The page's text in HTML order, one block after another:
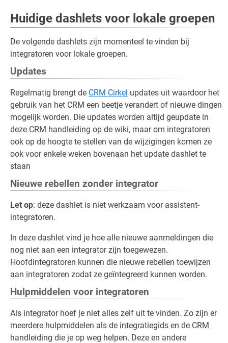
Huidige dashlets voor lokale groepen
De volgende dashlets zijn momenteel te vinden bij
integratoren voor lokale groepen.
Updates
Regelmatig brengt de CRM Cirkel updates uit waardoor het
gebruik van het CRM een beetje verandert of nieuwe dingen
mogelijk worden. Die updates worden altijd geupdate in
deze CRM handleiding op de wiki, maar om integratoren
ook op de hoogte te stellen van de wijzigingen komen ze
ook voor enkele weken bovenaan het update dashlet te
staan
Nieuwe rebellen zonder integrator
Let op: deze dashlet is niet werkzaam voor assistent-
integratoren.
In deze dashlet vind je hoe alle nieuwe aanmeldingen die
nog niet aan een integrator zijn toegewezen.
Hoofdintegratoren kunnen die nieuwe rebellen toewijzen
aan integratoren zodat ze geïntegreerd kunnen worden.
Hulpmiddelen voor integratoren
Als integrator hoef je niet alles zelf uit te vinden. Zo zijn er
meerdere hulpmiddelen als de integratiegids en de CRM
handleiding die je op weg helpen. Deze en andere